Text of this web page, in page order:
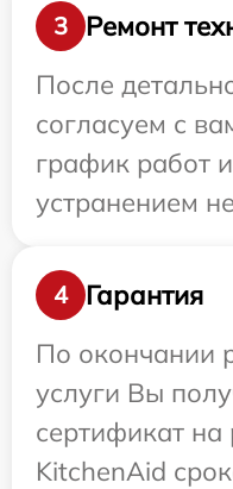
3
Ремонт
После
согласуем с
график работ
устранением
4
Гарантия
По окончании
услуги Вы
сертификат на
KitchenAid